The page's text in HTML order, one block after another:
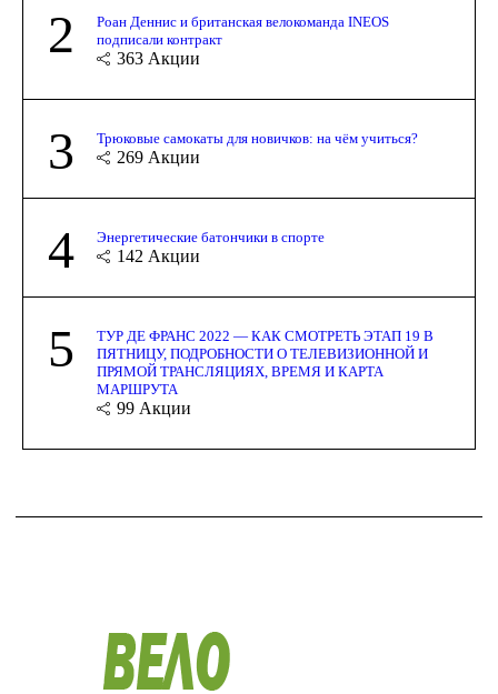
2
Роан Деннис и британская велокоманда INEOS
подписали контракт
363 Акции
3 Трюковые самокаты для новичков: на чём учиться?
269 Акции
4 Энергетические батончики в спорте
142 Акции
5
ТУР ДЕ ФРАНС 2022 — КАК СМОТРЕТЬ ЭТАП 19 В
ПЯТНИЦУ, ПОДРОБНОСТИ О ТЕЛЕВИЗИОННОЙ И
ПРЯМОЙ ТРАНСЛЯЦИЯХ, ВРЕМЯ И КАРТА
МАРШРУТА
99 Акции